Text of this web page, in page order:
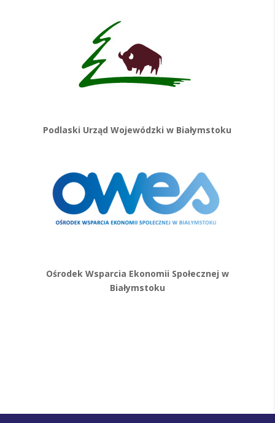
Podlaski Urząd Wojewódzki w Białymstoku
Ośrodek Wsparcia Ekonomii Społecznej w
Białymstoku